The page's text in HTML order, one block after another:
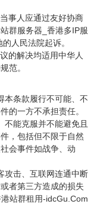
事人应通过友好协商
群服务器_香港多IP服
人民法院起诉。
的解决均适用中华人
范。
条款履行不可能、不
的一方不承担责任。
能克服并不能避免且
，包括但不限于自然
会事件如战争、动
击、互联网连通中断
者第三方造成的损失
站群租用-idcGu.Com